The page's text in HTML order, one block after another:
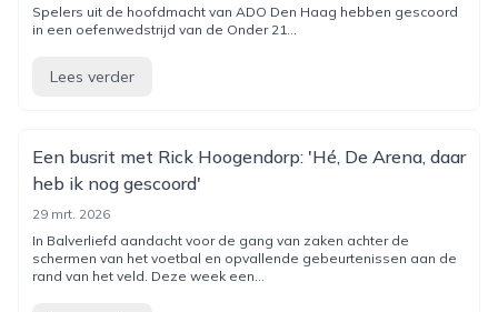
Spelers uit de hoofdmacht van ADO Den Haag hebben gescoord
in een oefenwedstrijd van de Onder 21...
Lees verder
Een busrit met Rick Hoogendorp: 'Hé, De Arena, daar
heb ik nog gescoord'
29 mrt. 2026
In Balverliefd aandacht voor de gang van zaken achter de
schermen van het voetbal en opvallende gebeurtenissen aan de
rand van het veld. Deze week een...